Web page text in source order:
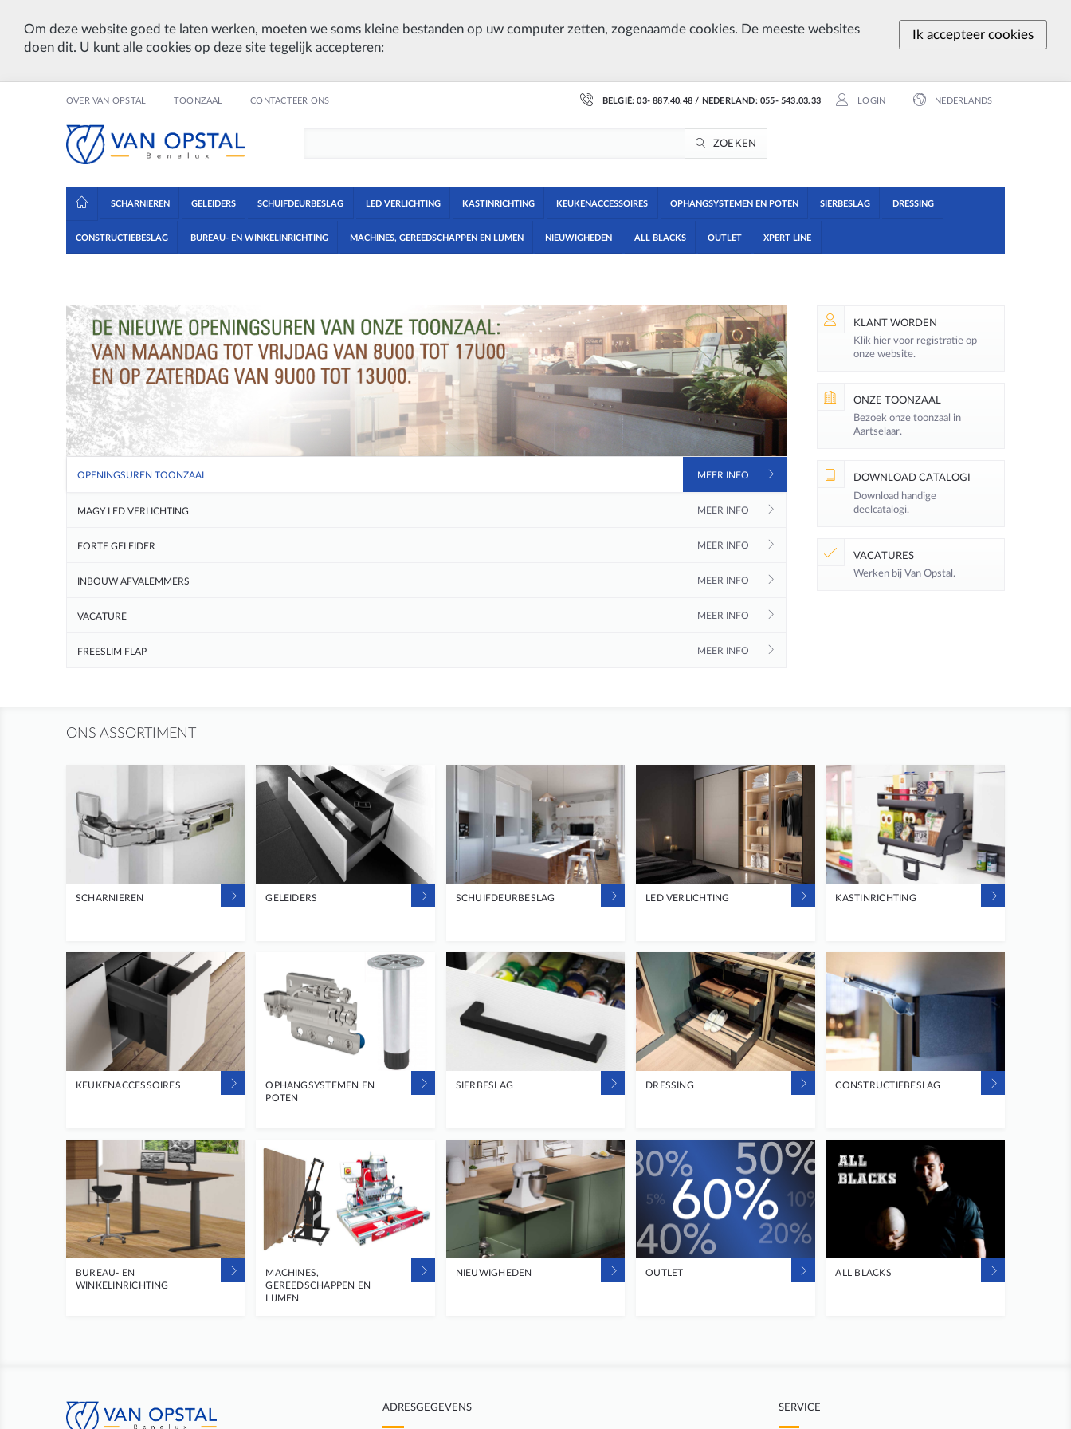
Ik accepteer cookies
Om deze website goed te laten werken, moeten we soms kleine bestanden op uw computer zetten, zogenaamde cookies. De meeste websites
doen dit. U kunt alle cookies op deze site tegelijk accepteren:
OVER VAN OPSTAL TOONZAAL CONTACTEER ONS BELGIË: 03- 887.40.48 / NEDERLAND: 055- 543.03.33 LOGIN NEDERLANDS
ZOEKEN
SCHARNIEREN GELEIDERS SCHUIFDEURBESLAG LED VERLICHTING KASTINRICHTING KEUKENACCESSOIRES OPHANGSYSTEMEN EN POTEN SIERBESLAG DRESSING
CONSTRUCTIEBESLAG BUREAU- EN WINKELINRICHTING MACHINES, GEREEDSCHAPPEN EN LIJMEN NIEUWIGHEDEN ALL BLACKS OUTLET XPERT LINE
OPENINGSUREN TOONZAAL MEER INFO
MAGY LED VERLICHTING MEER INFO
FORTE GELEIDER MEER INFO
INBOUW AFVALEMMERS MEER INFO
VACATURE MEER INFO
FREESLIM FLAP MEER INFO
KLANT WORDEN
Klik hier voor registratie op
onze website.
ONZE TOONZAAL
Bezoek onze toonzaal in
Aartselaar.
DOWNLOAD CATALOGI
Download handige
deelcatalogi.
VACATURES
Werken bij Van Opstal.
ONS ASSORTIMENT
SCHARNIEREN GELEIDERS SCHUIFDEURBESLAG LED VERLICHTING KASTINRICHTING
KEUKENACCESSOIRES
OPHANGSYSTEMEN EN
POTEN
SIERBESLAG DRESSING CONSTRUCTIEBESLAG
BUREAU- EN
WINKELINRICHTING
MACHINES,
GEREEDSCHAPPEN EN
LIJMEN
NIEUWIGHEDEN OUTLET ALL BLACKS
ADRESGEGEVENS SERVICE